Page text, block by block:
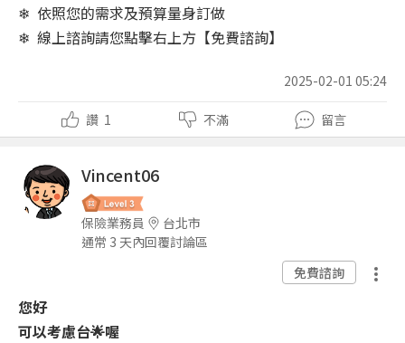
❄ 依照您的需求及預算量身訂做
❄ 線上諮詢請您點擊右上方【免費諮詢】
2025-02-01 05:24
讚 1 不滿 留言
Vincent06
保險業務員
台北市
通常 3 天內回覆討論區
免費諮詢
您好
可以考慮台🌟喔